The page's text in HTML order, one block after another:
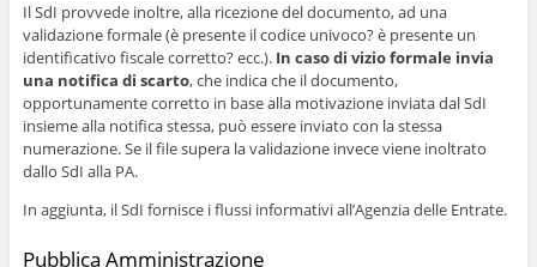
Il SdI provvede inoltre, alla ricezione del documento, ad una
validazione formale (è presente il codice univoco? è presente un
identificativo fiscale corretto? ecc.). In caso di vizio formale invia
una notifica di scarto, che indica che il documento,
opportunamente corretto in base alla motivazione inviata dal SdI
insieme alla notifica stessa, può essere inviato con la stessa
numerazione. Se il file supera la validazione invece viene inoltrato
dallo SdI alla PA.
In aggiunta, il SdI fornisce i flussi informativi all’Agenzia delle Entrate.
Pubblica Amministrazione